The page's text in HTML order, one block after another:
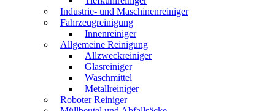
Industrie- und Maschinenreiniger
Fahrzeugreinigung
Innenreiniger
Allgemeine Reinigung
Allzweckreiniger
Glasreiniger
Waschmittel
Metallreiniger
Roboter Reiniger